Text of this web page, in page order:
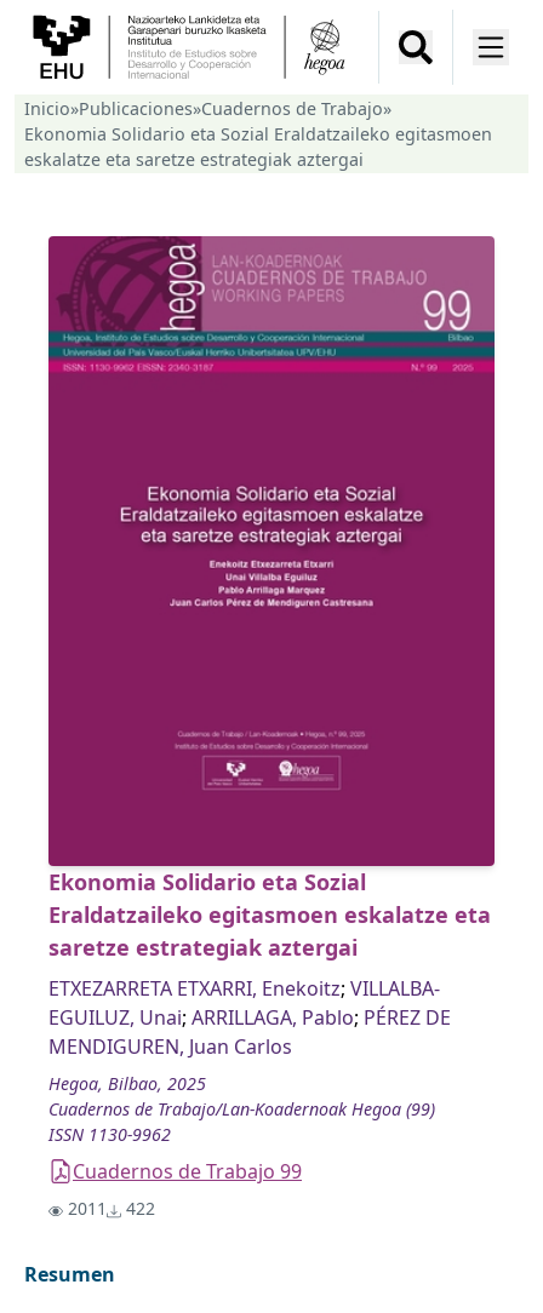
Inicio»Publicaciones»Cuadernos de Trabajo»
Ekonomia Solidario eta Sozial Eraldatzaileko egitasmoen
eskalatze eta saretze estrategiak aztergai
Ekonomia Solidario eta Sozial
Eraldatzaileko egitasmoen eskalatze eta
saretze estrategiak aztergai
ETXEZARRETA ETXARRI, Enekoitz; VILLALBA-
EGUILUZ, Unai; ARRILLAGA, Pablo; PÉREZ DE
MENDIGUREN, Juan Carlos
Hegoa, Bilbao, 2025
Cuadernos de Trabajo/Lan-Koadernoak Hegoa (99)
ISSN 1130-9962
Cuadernos de Trabajo 99
2011 422
Resumen